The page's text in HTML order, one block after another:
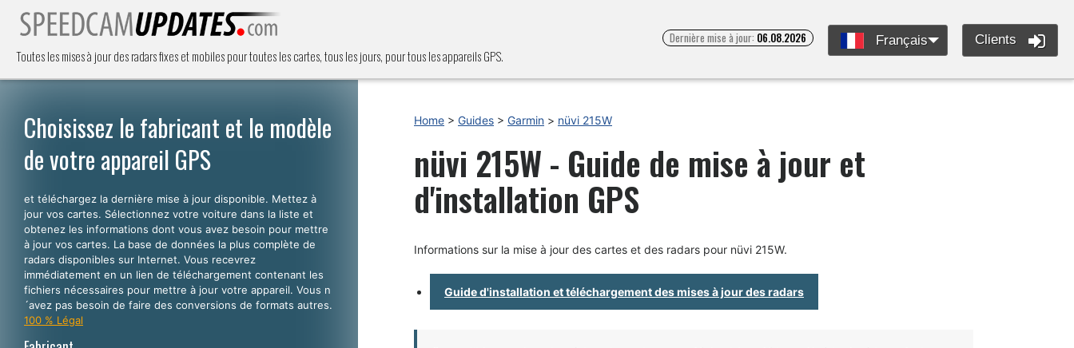
Toutes les mises à jour des radars fixes et mobiles pour toutes les cartes, tous les jours, pour tous les appareils GPS.
Dernière mise à jour: 06.08.2026 Français Clients
Choisissez le fabricant et le modèle
de votre appareil GPS
et téléchargez la dernière mise à jour disponible. Mettez à
jour vos cartes. Sélectionnez votre voiture dans la liste et
obtenez les informations dont vous avez besoin pour mettre
à jour vos cartes. La base de données la plus complète de
radars disponibles sur Internet. Vous recevrez
immédiatement en un lien de téléchargement contenant les
fichiers nécessaires pour mettre à jour votre appareil. Vous n
´avez pas besoin de faire des conversions de formats autres.
100 % Légal
Home > Guides > Garmin > nüvi 215W
nüvi 215W - Guide de mise à jour et
d'installation GPS
Informations sur la mise à jour des cartes et des radars pour nüvi 215W.
Guide d'installation et téléchargement des mises à jour des radars